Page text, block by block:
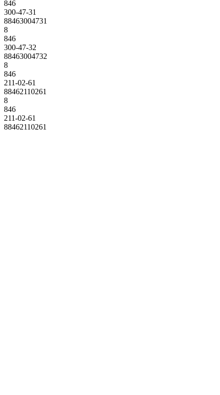
846
300-47-31
88463004731
8
846
300-47-32
88463004732
8
846
211-02-61
88462110261
8
846
211-02-61
88462110261